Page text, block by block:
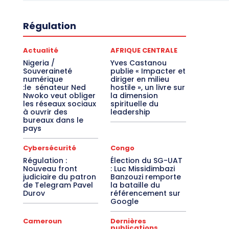
Régulation
Actualité
Nigeria /
Souveraineté
numérique
:le sénateur Ned
Nwoko veut obliger
les réseaux sociaux
à ouvrir des
bureaux dans le
pays
AFRIQUE CENTRALE
Yves Castanou
publie « Impacter et
diriger en milieu
hostile », un livre sur
la dimension
spirituelle du
leadership
Cybersécurité
Régulation :
Nouveau front
judiciaire du patron
de Telegram Pavel
Durov
Congo
Élection du SG-UAT
: Luc Missidimbazi
Banzouzi remporte
la bataille du
référencement sur
Google
Cameroun Dernières